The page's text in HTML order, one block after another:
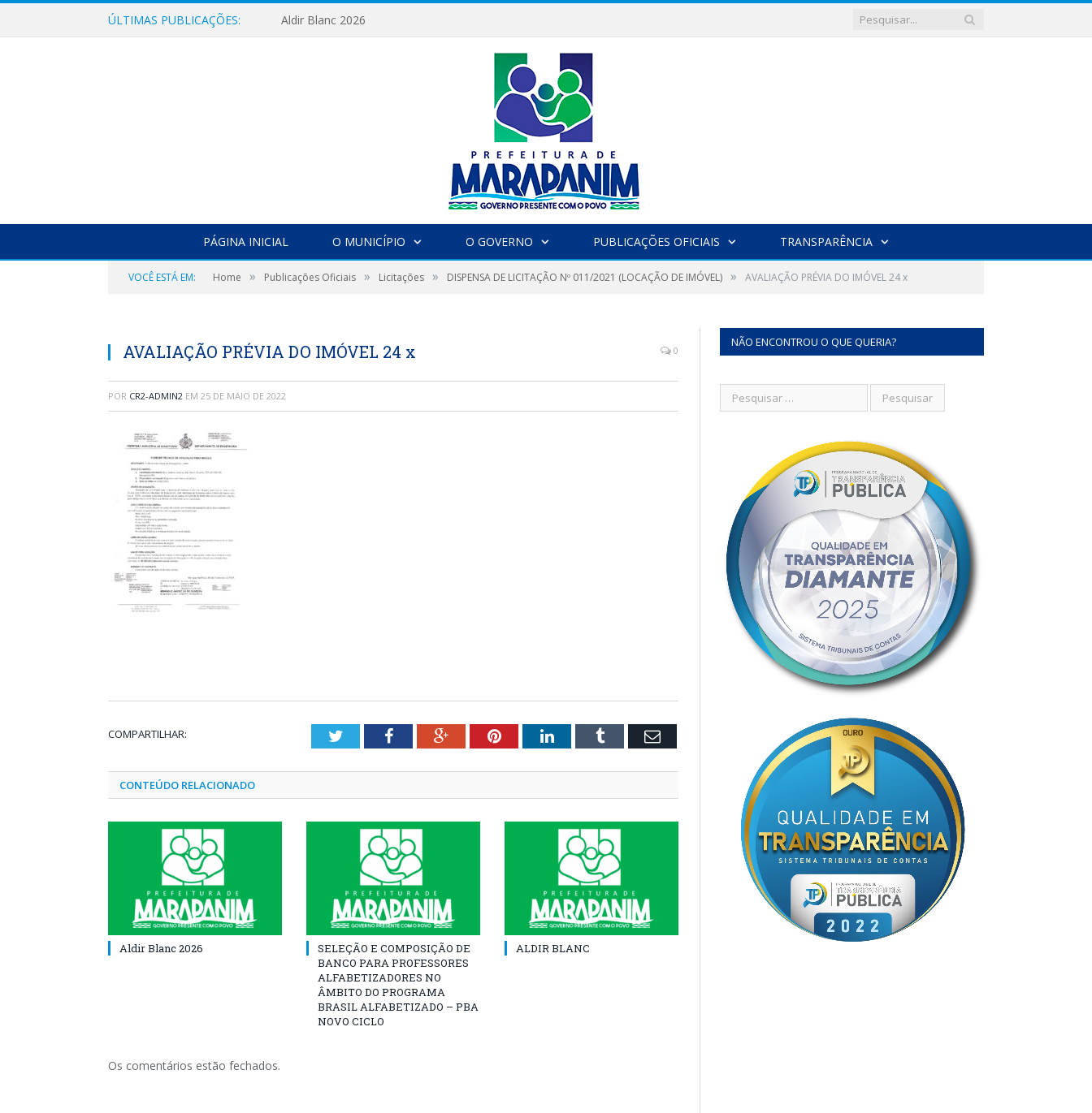
ÚLTIMAS PUBLICAÇÕES: Aldir Blanc 2026
PÁGINA INICIAL O MUNICÍPIO O GOVERNO PUBLICAÇÕES OFICIAIS TRANSPARÊNCIA
VOCÊ ESTÁ EM: Home » Publicações Oficiais » Licitações » DISPENSA DE LICITAÇÃO Nº 011/2021 (LOCAÇÃO DE IMÓVEL) » AVALIAÇÃO PRÉVIA DO IMÓVEL 24 x
AVALIAÇÃO PRÉVIA DO IMÓVEL 24 x 0
POR CR2-ADMIN2 EM 25 DE MAIO DE 2022
COMPARTILHAR: TwitterFacebookGoogle+PinterestLinkedInTumblr Email
CONTEÚDO RELACIONADO
Aldir Blanc 2026
SELEÇÃO E COMPOSIÇÃO DE
BANCO PARA PROFESSORES
ALFABETIZADORES NO
ÂMBITO DO PROGRAMA
BRASIL ALFABETIZADO – PBA
NOVO CICLO
ALDIR BLANC
Os comentários estão fechados.
NÃO ENCONTROU O QUE QUERIA?